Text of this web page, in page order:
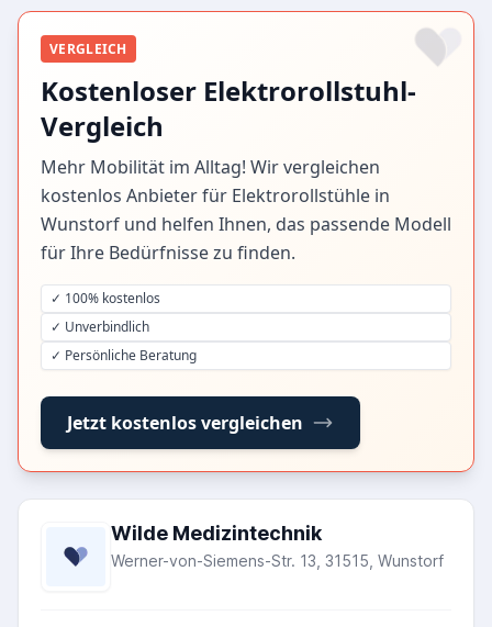
VERGLEICH
Kostenloser Elektrorollstuhl-
Vergleich
Mehr Mobilität im Alltag! Wir vergleichen
kostenlos Anbieter für Elektrorollstühle in
Wunstorf und helfen Ihnen, das passende Modell
für Ihre Bedürfnisse zu finden.
✓ 100% kostenlos
✓ Unverbindlich
✓ Persönliche Beratung
Jetzt kostenlos vergleichen
Wilde Medizintechnik
Werner-von-Siemens-Str. 13, 31515, Wunstorf